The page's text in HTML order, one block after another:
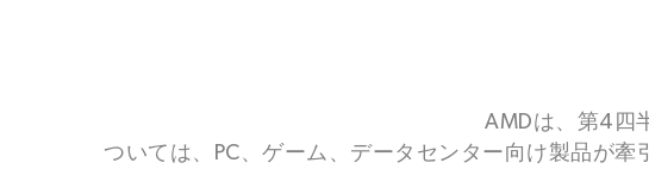
AMDは、第4四
ついては、PC、ゲーム、データセンター向け製品が